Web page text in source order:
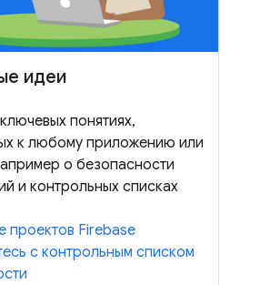
идеи
понятиях,
к любому приложению или
о безопасности
и контрольных списках
проектов Firebase
с контрольным списком